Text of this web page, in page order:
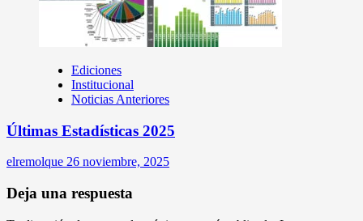
Ediciones
Institucional
Noticias Anteriores
Últimas Estadísticas 2025
elremolque 26 noviembre, 2025
Deja una respuesta